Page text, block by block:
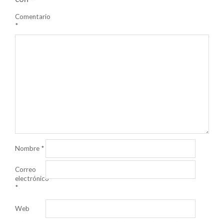
Comentario
*
Nombre *
Correo
electrónico
*
Web